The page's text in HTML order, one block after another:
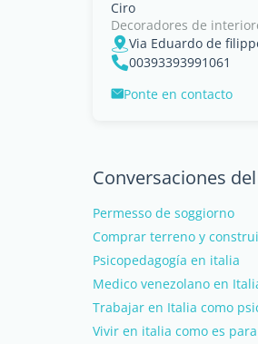
Ciro
Decoradores de
Via Eduardo de
00393393991061
Ponte en contacto
Conversaciones
Permesso de soggiorno
Comprar terreno y
Psicopedagogía en italia
Medico venezolano en
Trabajar en Italia como
Vivir en italia como es